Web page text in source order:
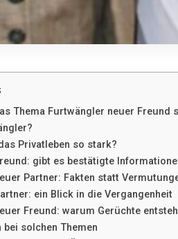
Thema Furtwängler neuer
Privatleben so stark?
gibt es bestätigte
Partner: Fakten statt
ein Blick in die Vergangenheit
Freund: warum Gerüchte
bei solchen Themen